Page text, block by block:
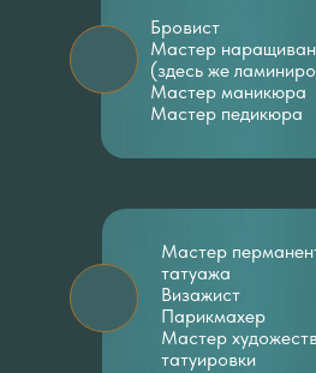
Бровист
Мастер
(здесь же
Мастер маникюра
Мастер педикюра
Мастер
татуажа
Визажист
Парикмахер
Мастер
татуировки